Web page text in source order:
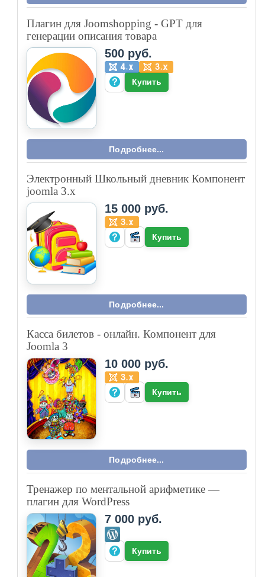
Плагин для Joomshopping - GPT для
генерации описания товара
500 руб.
Купить
Подробнее...
Электронный Школьный дневник Компонент
joomla 3.x
15 000 руб.
Купить
Подробнее...
Касса билетов - онлайн. Компонент для
Joomla 3
10 000 руб.
Купить
Подробнее...
Тренажер по ментальной арифметике —
плагин для WordPress
7 000 руб.
Купить